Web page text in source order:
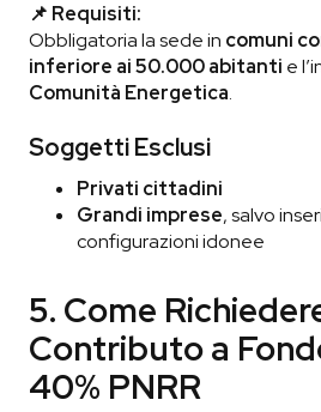
📌 Requisiti:
Obbligatoria la sede in comuni
inferiore ai 50.000 abitanti e
Comunità Energetica.
Soggetti Esclusi
Privati cittadini
Grandi imprese, salvo
configurazioni idonee
5. Come
Contributo a
40% PNRR